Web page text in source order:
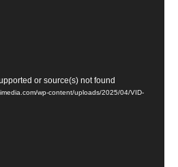
or source(s) not found
wp-content/uploads/2025/04/VID-